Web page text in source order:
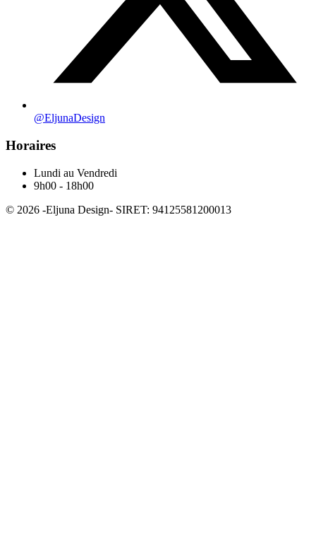
@EljunaDesign
Horaires
Lundi au Vendredi
9h00 - 18h00
© 2026 -Eljuna Design- SIRET: 94125581200013